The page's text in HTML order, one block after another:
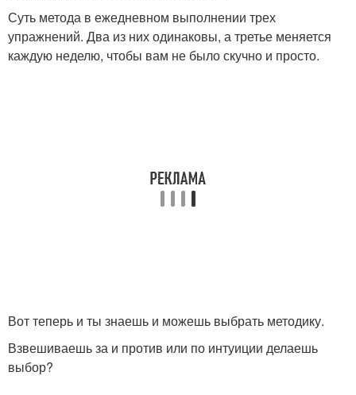
Суть метода в ежедневном выполнении трех
упражнений. Два из них одинаковы, а третье меняется
каждую неделю, чтобы вам не было скучно и просто.
Вот теперь и ты знаешь и можешь выбрать методику.
Взвешиваешь за и против или по интуиции делаешь
выбор?